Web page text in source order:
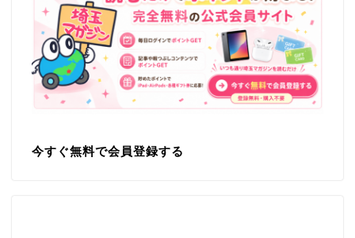
今すぐ無料で会員登録する